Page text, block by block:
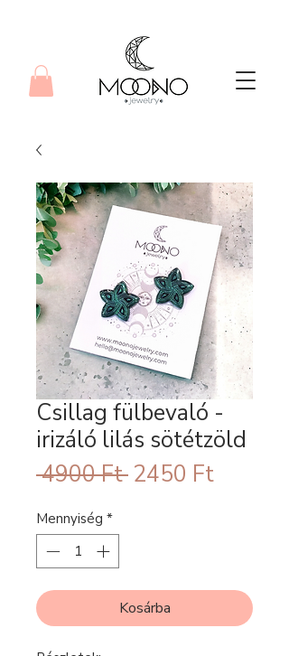
Csillag fülbevaló -
irizáló lilás sötétzöld
4900 Ft Szokásos
2450 FtAkciós
Mennyiség *
Kosárba